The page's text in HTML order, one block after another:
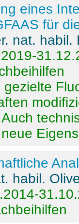
eines
für
nat.
gezielte
habil.